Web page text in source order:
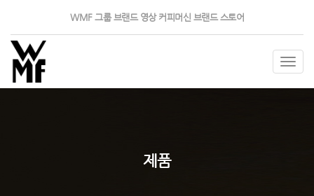
WMF 그룹 브랜드 영상 커피머신 브랜드 스토어
제품